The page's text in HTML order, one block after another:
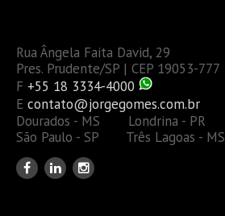
Rua Ângela Faita David, 29
Pres. Prudente/SP | CEP 19053-777
F +55 18 3334-4000
E contato@jorgegomes.com.br
Dourados - MS Londrina - PR
São Paulo - SP Três Lagoas - MS